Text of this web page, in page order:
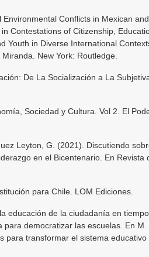
Conflicts in Mexican and
Contestations of Citizenship,
Youth in Diverse International
New York: Routledge.
De La Socialización a La
Sociedad y Cultura. Vol 2. El
Leyton, G. (2021). Discutiendo
en el Bicentenario. En Revista
para Chile. LOM Ediciones.
educación de la ciudadanía en
democratizar las escuelas. En M.
para transformar el sistema educativo